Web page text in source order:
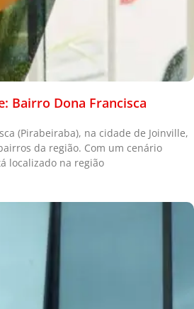
Bairro Dona Francisca
(Pirabeiraba), na cidade de Joinville,
da região. Com um cenário
localizado na região